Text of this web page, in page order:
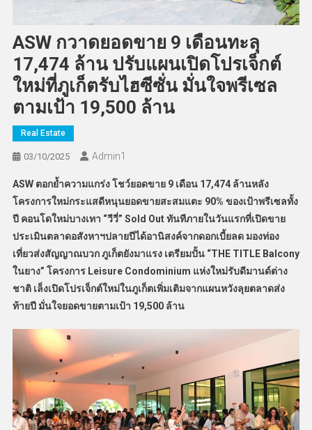
ASW กวาดยอดขาย 9 เดือนทะลุ
17,474 ล้าน ปรับแผนเปิดโปรเจ็กต์
ใหม่ที่ภูเก็ตรับไฮซีซั่น มั่นใจพรีเซล
ตามเป้า 19,500 ล้าน
Real Estate
03/10/2025 Admin​1
ASW ตอกย้ำความแกร่ง โชว์ยอดขาย 9 เดือน 17,474 ล้านหลัง
โครงการใหม่กระแสดีหนุนยอดขายสะสมแตะ 90% ของเป้าพรีเซลทั้ง
ปี คอนโดใหม่บางเทา “วีวี่” Sold Out ทันทีภายในวันแรกที่เปิดขาย
ประเมินตลาดอสังหาฯปลายปีได้อานิสงค์จากดอกเบี้ยลด มองท่อง
เที่ยวส่งสัญญาณบวก ภูเก็ตยังมาแรง เตรียมปั้น “THE TITLE Balcony
ในยาง” โครงการ Leisure Condominium แห่งใหม่รับดีมานด์ต่าง
ชาติ เล็งเปิดโปรเจ็กต์ใหม่ในภูเก็ตเพิ่มเติมจากแผนหวังลุยตลาดส่ง
ท้ายปี มั่นใจยอดขายตามเป้า 19,500 ล้าน